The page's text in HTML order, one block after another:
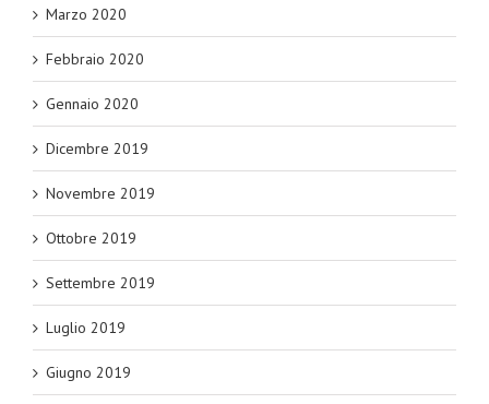
Marzo 2020
Febbraio 2020
Gennaio 2020
Dicembre 2019
Novembre 2019
Ottobre 2019
Settembre 2019
Luglio 2019
Giugno 2019